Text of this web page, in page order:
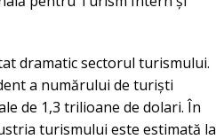
dramatic sectorul turismului.
a numărului de turiști
de 1,3 trilioane de dolari. În
turismului este estimată la